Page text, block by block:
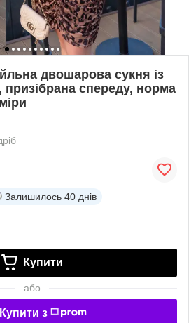
двошарова сукня із
призібрана спереду, норма
Залишилось 40 днів
Купити
або
Купити з